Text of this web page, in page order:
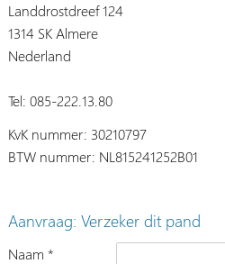
Landdrostdreef 124
1314 SK Almere
Nederland
Tel: 085-222.13.80
KvK nummer: 30210797
BTW nummer: NL815241252B01
Aanvraag: Verzeker dit pand
Naam *